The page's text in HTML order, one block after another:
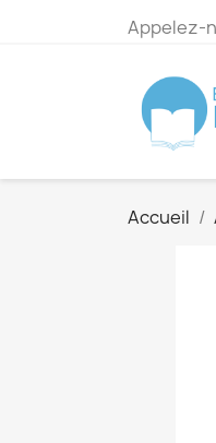
Appelez-
Accueil